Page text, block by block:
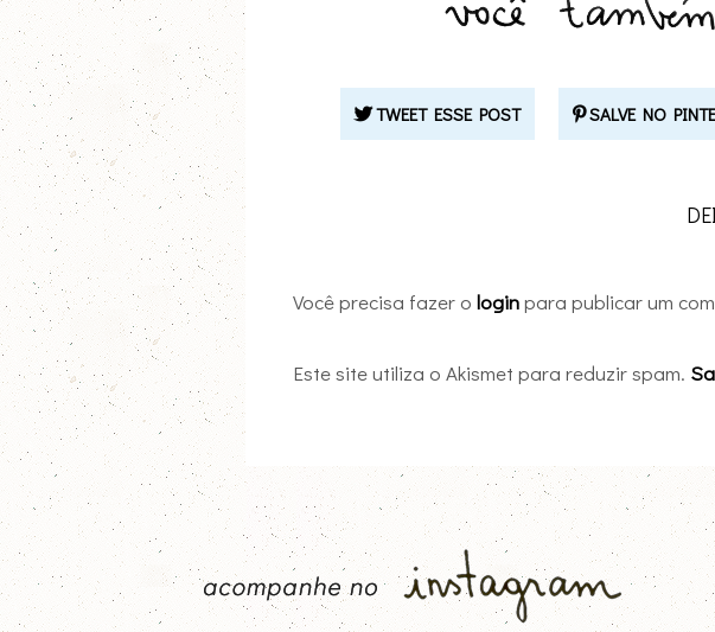
TWEET ESSE POST SALVE NO
Você precisa fazer o loginpara publicar um
Este site utiliza o Akismet para reduzir spam.